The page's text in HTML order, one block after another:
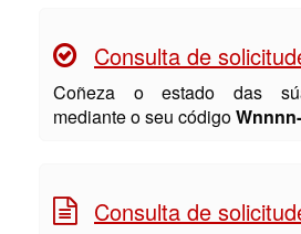
Consulta de
Coñeza o estado das
mediante o seu código
Consulta de